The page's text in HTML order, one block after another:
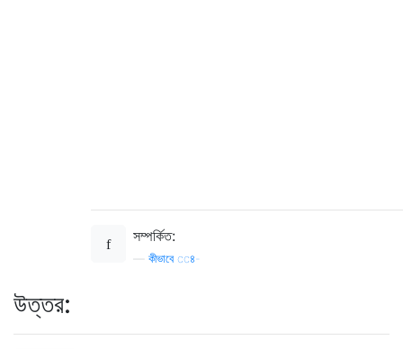
সম্পর্কিত:
কীভাবে cc৪-
উত্তর: